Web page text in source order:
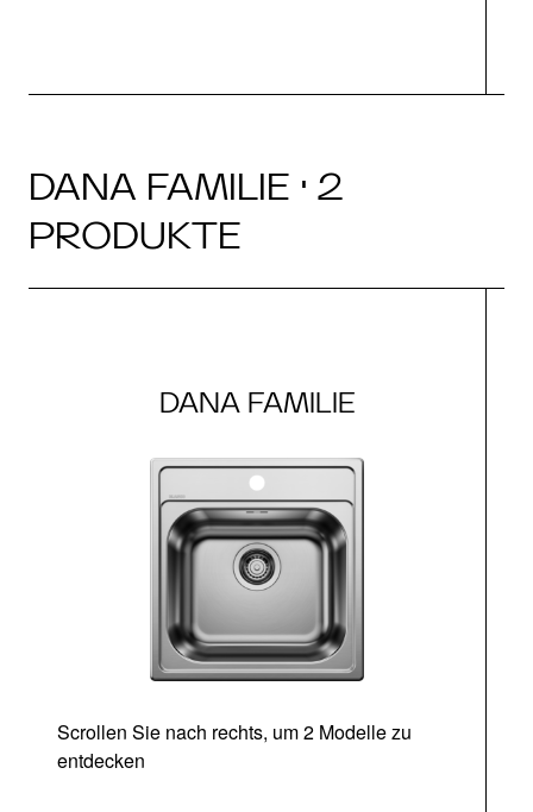
DANA FAMILIE · 2
PRODUKTE
DANA FAMILIE
Scrollen Sie nach rechts, um 2 Modelle zu
entdecken